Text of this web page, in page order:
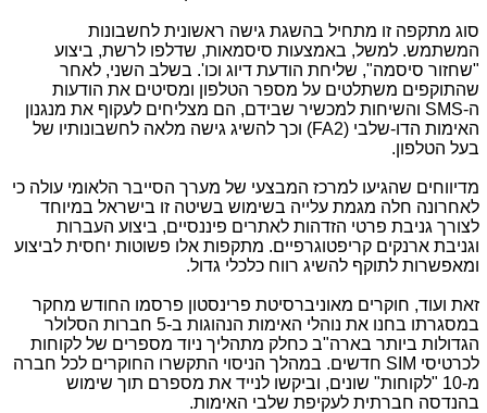
סוג מתקפה זו מתחיל בהשגת גישה ראשונית לחשבונות
המשתמש. למשל, באמצעות סיסמאות, שדלפו לרשת, ביצוע
"שחזור סיסמה", שליחת הודעת דיוג וכו'. בשלב השני, לאחר
שהתוקפים משתלטים על מספר הטלפון ומסיטים את הודעות
ה-SMS והשיחות למכשיר שבידם, הם מצליחים לעקוף את מנגנון
האימות הדו-שלבי (2 FA) וכך להשיג גישה מלאה לחשבונותיו של
בעל הטלפון.
מדיווחים שהגיעו למרכז המבצעי של מערך הסייבר הלאומי עולה כי
לאחרונה חלה מגמת עלייה בשימוש בשיטה זו בישראל במיוחד
לצורך גניבת פרטי הזדהות לאתרים פיננסיים, ביצוע העברות
וגניבת ארנקים קריפטוגרפיים. מתקפות אלו פשוטות יחסית לביצוע
ומאפשרות לתוקף להשיג רווח כלכלי גדול.
זאת ועוד, חוקרים מאוניברסיטת פרינסטון פרסמו החודש מחקר
במסגרתו בחנו את נוהלי האימות הנהוגות ב-5 חברות הסלולר
הגדולות ביותר בארה"ב כחלק מתהליך ניוד מספרים של לקוחות
לכרטיסי SIM חדשים. במהלך הניסוי התקשרו החוקרים לכל חברה
מ-10 "לקוחות" שונים, וביקשו לנייד את מספרם תוך שימוש
בהנדסה חברתית לעקיפת שלבי האימות.